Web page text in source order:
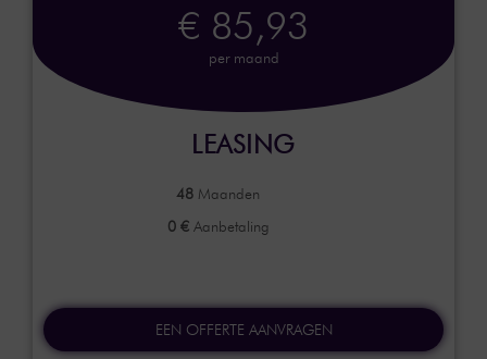
€ 85,93
per maand
LEASING
48 Maanden
0 €Aanbetaling
EEN OFFERTE AANVRAGEN